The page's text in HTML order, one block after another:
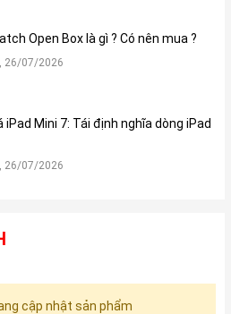
Open Box là gì ? Có nên mua ?
26/07/2026
iPad Mini 7: Tái định nghĩa dòng iPad
26/07/2026
cập nhật sản phẩm